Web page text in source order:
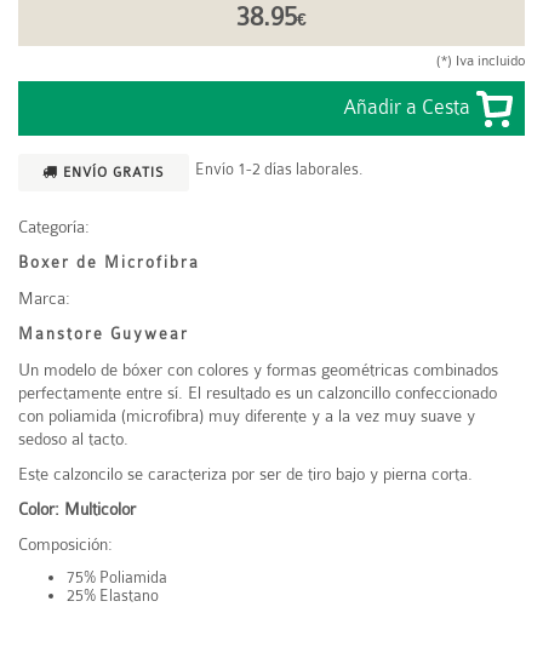
38.95€
(*) Iva incluido
ENVÍO GRATIS Envío 1-2 días laborales.
Categoría:
Boxer de Microfibra
Marca:
Manstore Guywear
Un modelo de bóxer con colores y formas geométricas combinados
perfectamente entre sí. El resultado es un calzoncillo confeccionado
con poliamida (microfibra) muy diferente y a la vez muy suave y
sedoso al tacto.
Este calzoncilo se caracteriza por ser de tiro bajo y pierna corta.
Color: Multicolor
Composición:
75% Poliamida
25% Elastano